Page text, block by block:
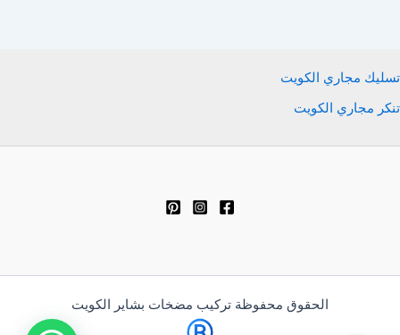
تسليك مجاري الكويت
تنكر مجاري الكويت
الحقوق محفوظة تركيب مضخات بشاير الكويت